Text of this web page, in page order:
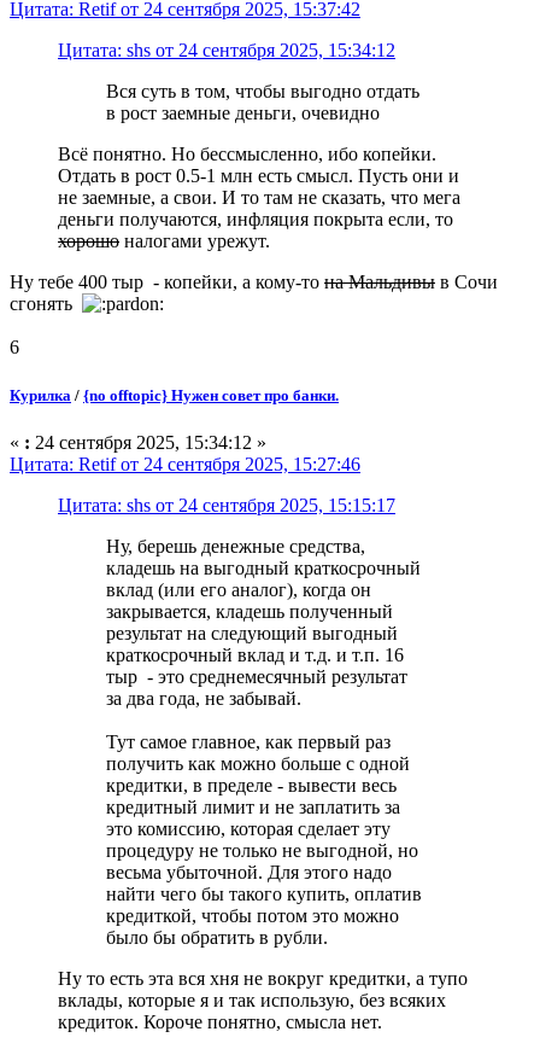
Цитата: Retif от 24 сентября 2025, 15:37:42
Цитата: shs от 24 сентября 2025, 15:34:12
Вся суть в том, чтобы выгодно отдать
в рост заемные деньги, очевидно
Всё понятно. Но бессмысленно, ибо копейки.
Отдать в рост 0.5-1 млн есть смысл. Пусть они и
не заемные, а свои. И то там не сказать, что мега
деньги получаются, инфляция покрыта если, то
хорошо налогами урежут.
Ну тебе 400 тыр - копейки, а кому-то на Мальдивы в Сочи
сгонять
6
Курилка / {no offtopic} Нужен совет про банки.
« : 24 сентября 2025, 15:34:12 »
Цитата: Retif от 24 сентября 2025, 15:27:46
Цитата: shs от 24 сентября 2025, 15:15:17
Ну, берешь денежные средства,
кладешь на выгодный краткосрочный
вклад (или его аналог), когда он
закрывается, кладешь полученный
результат на следующий выгодный
краткосрочный вклад и т.д. и т.п. 16
тыр - это среднемесячный результат
за два года, не забывай.
Тут самое главное, как первый раз
получить как можно больше с одной
кредитки, в пределе - вывести весь
кредитный лимит и не заплатить за
это комиссию, которая сделает эту
процедуру не только не выгодной, но
весьма убыточной. Для этого надо
найти чего бы такого купить, оплатив
кредиткой, чтобы потом это можно
было бы обратить в рубли.
Ну то есть эта вся хня не вокруг кредитки, а тупо
вклады, которые я и так использую, без всяких
кредиток. Короче понятно, смысла нет.